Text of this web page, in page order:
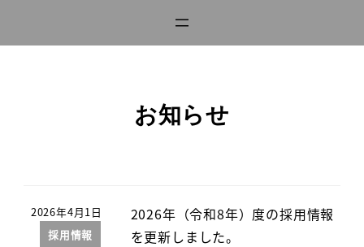
お知らせ
2026年（令和8年）度の採用情報
を更新しました。
2026年4月1日
採用情報